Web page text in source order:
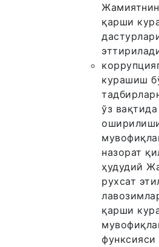
қарши
курашиш
ўз
назорат
ҳудудий
рухсат
қарши